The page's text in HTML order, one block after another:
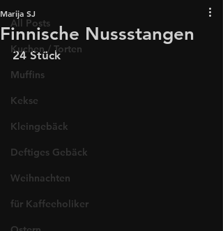
All Posts
Kuchen / Torten
Muffins
Kekse
Kleingebäck
Deftiges Gebäck
Weihnachten
für Kaffeeholiker
Finnische Nussstangen
Marija SJ
24 Stück